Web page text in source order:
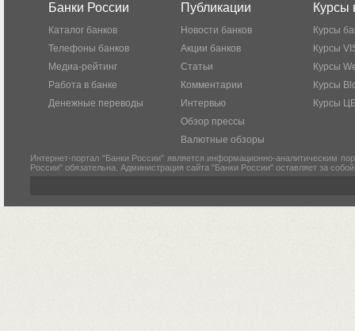
Банки России
Каталог банков
Телефоны банков
Медиа-рейтинг
Работа в банке
Денежные переводы
Публикации
Новости банков
Акции банков
Статьи
Комментарии
Интервью
Обзор прессы
Валютные обзоры
Курсы
Курсы
Курсы
Курсы
Курсы
Курсы
Интернет-портал "Банки России" является информационно-аналитическим
России" обязательна. Администрация сайта "Банки России" оставляет за